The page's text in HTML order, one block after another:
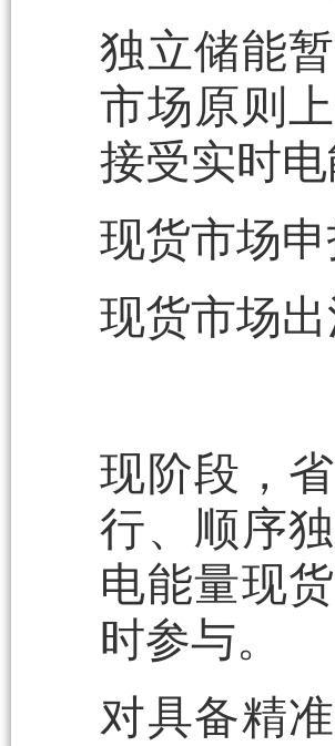
独立储能
市场原则
接受实时
现货市场
现货市场
现阶段，
行、顺序
电能量现
时参与。
对具备精